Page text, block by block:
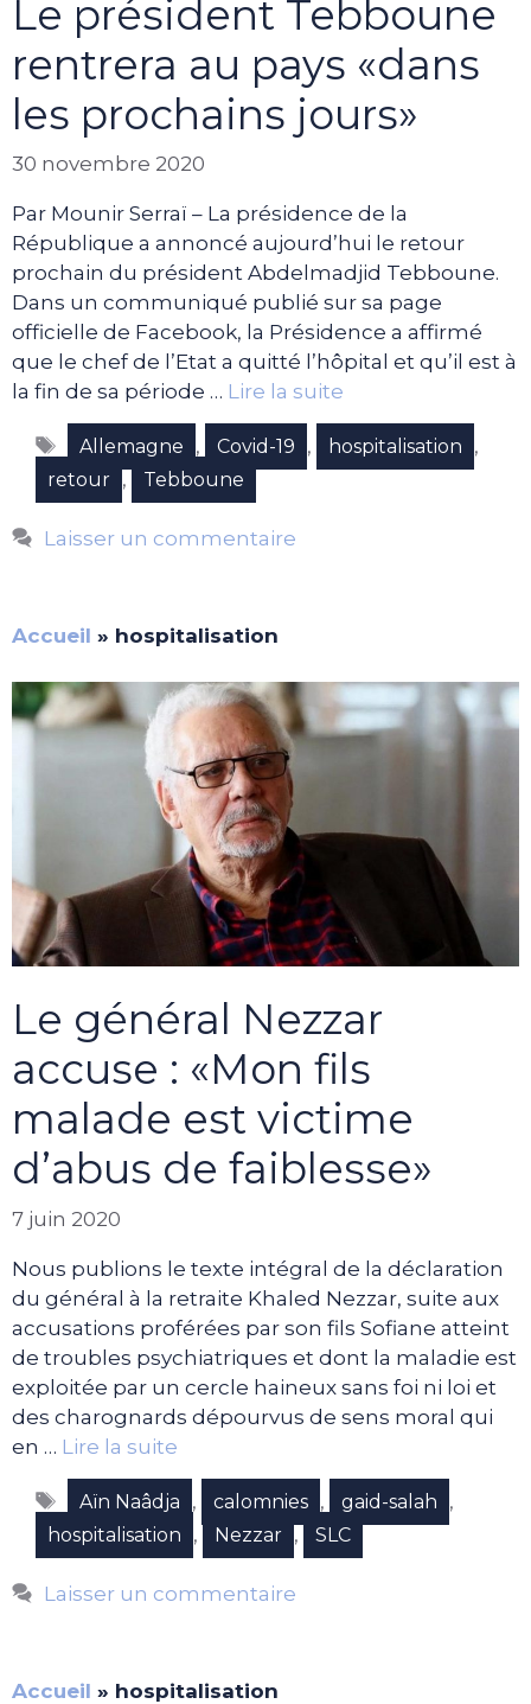
Le président Tebboune
rentrera au pays «dans
les prochains jours»
30 novembre 2020
Par Mounir Serraï – La présidence de la
République a annoncé aujourd’hui le retour
prochain du président Abdelmadjid Tebboune.
Dans un communiqué publié sur sa page
officielle de Facebook, la Présidence a affirmé
que le chef de l’Etat a quitté l’hôpital et qu’il est à
la fin de sa période … Lire la suite
Étiquettes
Allemagne , Covid-19 , hospitalisation ,
retour , Tebboune
Laisser un commentaire
Accueil » hospitalisation
Le général Nezzar
accuse : «Mon fils
malade est victime
d’abus de faiblesse»
7 juin 2020
Nous publions le texte intégral de la déclaration
du général à la retraite Khaled Nezzar, suite aux
accusations proférées par son fils Sofiane atteint
de troubles psychiatriques et dont la maladie est
exploitée par un cercle haineux sans foi ni loi et
des charognards dépourvus de sens moral qui
en … Lire la suite
Étiquettes
Aïn Naâdja , calomnies , gaid-salah ,
hospitalisation , Nezzar , SLC
Laisser un commentaire
Accueil » hospitalisation